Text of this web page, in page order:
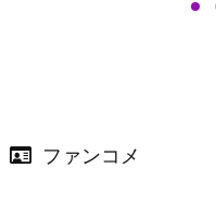
ファンコメ